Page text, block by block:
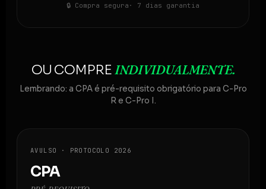
🔒 Compra segura · 7 dias garantia
OU COMPREINDIVIDUALMENTE.
Lembrando: a CPA é pré-requisito obrigatório para C-Pro
R e C-Pro I.
AVULSO · PROTOCOLO 2026
CPA